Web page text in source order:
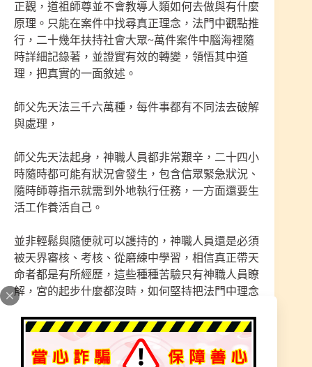
正觀，道祖師尊並不會教導人類如何去做與有什麼
原理。只能在案件中找尋真正理念，法門中觀點推
行，二十幾年扶持社會大眾~萬件案件中腦海裡隨
時詳細記錄著，並證實有效的轉變，領悟其中道
理，把真實的一面敘述。
師父先天法三千六萬種，每件事都有不同法去破解
與處理，
師父先天法起身，神職人員都非常艱辛，二十四小
時隨時都可能有狀況會發生，包含信眾緊急狀況、
隨時師尊指示就需到外地執行任務，一方面還要生
活工作養活自己。
並非輕鬆與隨便就可以護持的，神職人員還是必須
被天界審核、考核、從磨練中學習，相信真正帶天
命者都是有所經歷，這些種種苦驗只有神職人員瞭
解，宮的起步什麼都沒時，如何堅持把法門中理念
傳遞人心呢？唯一還是一步一腳印。
神職人員有這樣的能力，不是二~三年就能飛天鑽
地，說的很厲害，有絕大多數的神職人員會晚景淒